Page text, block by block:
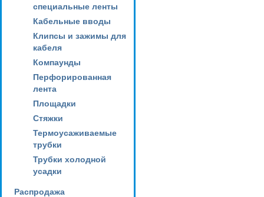
специальные ленты
Кабельные вводы
Клипсы и зажимы для
кабеля
Компаунды
Перфорированная
лента
Площадки
Стяжки
Термоусаживаемые
трубки
Трубки холодной
усадки
Распродажа